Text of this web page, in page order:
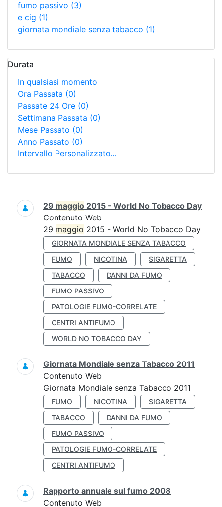
fumo passivo (3)
e cig (1)
giornata mondiale senza tabacco (1)
Durata
In qualsiasi momento
Ora Passata (0)
Passate 24 Ore (0)
Settimana Passata (0)
Mese Passato (0)
Anno Passato (0)
Intervallo Personalizzato…
Ricerca
29 maggio 2015 - World No Tobacco Day
Contenuto Web
29 maggio 2015 - World No Tobacco Day
GIORNATA MONDIALE SENZA TABACCO
FUMO
NICOTINA
SIGARETTA
TABACCO
DANNI DA FUMO
FUMO PASSIVO
PATOLOGIE FUMO-CORRELATE
CENTRI ANTIFUMO
WORLD NO TOBACCO DAY
Giornata Mondiale senza Tabacco 2011
Contenuto Web
Giornata Mondiale senza Tabacco 2011
FUMO NICOTINA
SIGARETTA
TABACCO
DANNI DA FUMO
FUMO PASSIVO
PATOLOGIE FUMO-CORRELATE
CENTRI ANTIFUMO
Rapporto annuale sul fumo 2008
Contenuto Web